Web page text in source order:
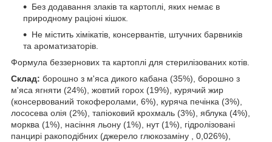
Без додавання злаків та картоплі, яких немає в
природному раціоні кішок.
Не містить хімікатів, консервантів, штучних барвників
та ароматизаторів.
Формула беззернових та картоплі для стерилізованих котів.
Склад: борошно з м'яса дикого кабана (35%), борошно з
м'яса ягняти (24%), жовтий горох (19%), курячий жир
(консервований токоферолами, 6%), куряча печінка (3%),
лососева олія (2%), тапіоковий крохмаль (3%), яблука (4%),
морква (1%), насіння льону (1%), нут (1%), гідролізовані
панцирі ракоподібних (джерело глюкозаміну , 0,026%),